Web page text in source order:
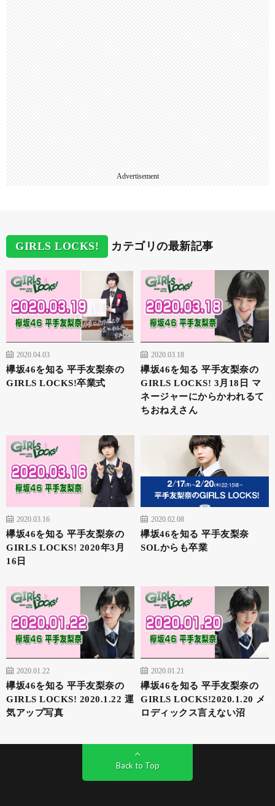
Advertisement
GIRLS LOCKS! カテゴリの最新記事
2020.04.03
欅坂46を知る 平手友梨奈の
GIRLS LOCKS!卒業式
2020.03.18
欅坂46を知る 平手友梨奈の
GIRLS LOCKS! 3月18日 マ
ネージャーにからかわれるて
ちおねえさん
2020.03.16
欅坂46を知る 平手友梨奈の
GIRLS LOCKS! 2020年3月
16日
2020.02.08
欅坂46を知る 平手友梨奈
SOLからも卒業
2020.01.22
欅坂46を知る 平手友梨奈の
GIRLS LOCKS! 2020.1.22 運
気アップ写真
2020.01.21
欅坂46を知る 平手友梨奈の
GIRLS LOCKS!2020.1.20 メ
ロディックス言えない沼
Back to Top